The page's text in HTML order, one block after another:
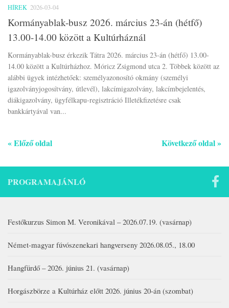
HÍREK 2026-03-04
Kormányablak-busz 2026. március 23-án (hétfő)
13.00-14.00 között a Kultúrháznál
Kormányablak-busz érkezik Tátra 2026. március 23-án (hétfő) 13.00-
14.00 között a Kultúrházhoz. Móricz Zsigmond utca 2. Többek között az
alábbi ügyek intézhetőek: személyazonosító okmány (személyi
igazolványjogosítvány, útlevél), lakcímigazolvány, lakcímbejelentés,
diákigazolvány, ügyfélkapu-regisztráció Illetékfizetésre csak
bankkártyával van...
« Előző oldal Következő oldal »
PROGRAMAJÁNLÓ
Festőkurzus Simon M. Veronikával – 2026.07.19. (vasárnap)
Német-magyar fúvószenekari hangverseny 2026.08.05., 18.00
Hangfürdő – 2026. június 21. (vasárnap)
Horgászbörze a Kultúrház előtt 2026. június 20-án (szombat)